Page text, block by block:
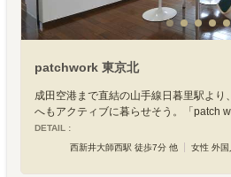
patchwork 東京北
成田空港まで直結の山手線日暮里駅より
へもアクティブに暮らせそう。「patch w
DETAIL :
西新井大師西駅 徒歩7分 他
女性 外国